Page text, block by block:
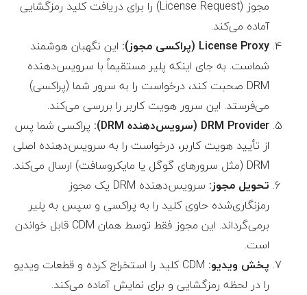
مجوز (License Request) را برای دریافت کلید رمزگشایی
آماده می‌کند.
License Proxy (پراکسی مجوز):
این نگهبان هوشمند
شماست. به جای اینکه پلیر مستقیماً با سرویس‌دهنده
DRM صحبت کند، درخواست را به سرور شما (پراکسی)
می‌فرستد. این سرور هویت کاربر را بررسی می‌کند.
DRM Provider (سرویس‌دهنده DRM):
پراکسی شما پس
از تأیید هویت کاربر، درخواست را به سرویس‌دهنده اصلی
DRM (مثل سرورهای گوگل یا مایکروسافت) ارسال می‌کند.
تحویل مجوز:
سرویس‌دهنده DRM یک مجوز
رمزنگاری‌شده حاوی کلید را به پراکسی و سپس به پلیر
برمی‌گرداند. این مجوز فقط توسط همان CDM قابل خواندن
است.
پخش ویدیو:
CDM کلید را استخراج کرده و قطعات ویدیو
را در لحظه رمزگشایی و برای نمایش آماده می‌کند.